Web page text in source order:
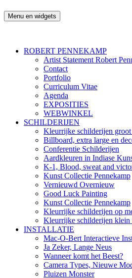
naar
Robert Pennekamp
Menu en widgets
ROBERT PENNEKAMP
Artist Statement Robert
Contact
Portfolio
Curriculum Vitae
Agenda
EXPOSITIES
WEBWINKEL
SCHILDERIJEN
Kleurrijke schilderijen
Billboard, extra large en
Conferentie Schilderijen
Aardkleuren in Indiase
K-1, Blood, sweat and
Kunst Collectie Pennekamp
Vernieuwd Overnieuw
Good Luck Painting
Kunst Collectie Pennekamp
Kleurrijke schilderijen op
Kleurrijke schilderijen klein
INSTALLATIE
Mac-O-Bert Interactieve
Ja Zeker, Lange Neus
Wanneer komt het Beest?
Camera Types, Nieuwe
Pluizen Monster